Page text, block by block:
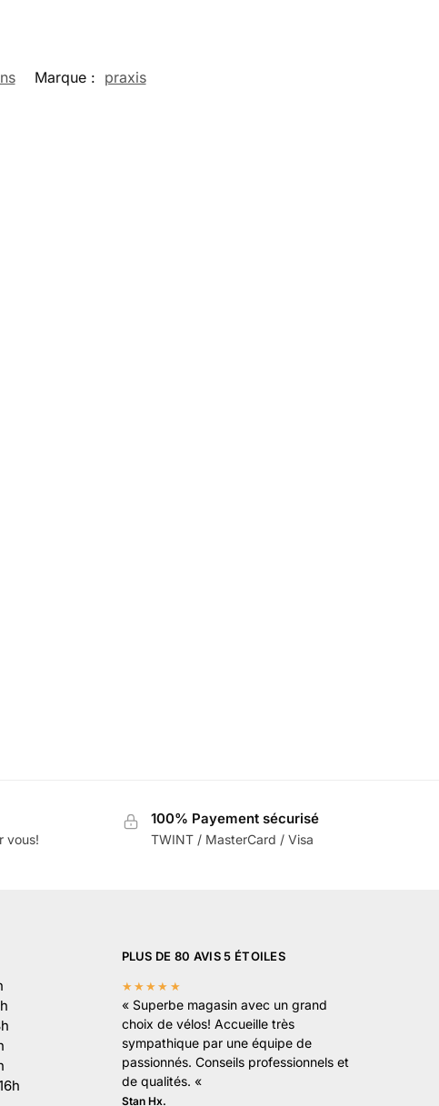
Marque : praxis
vous!
100% Payement sécurisé
TWINT / MasterCard / Visa
PLUS DE 80 AVIS 5 ÉTOILES
★★★★★
« Superbe magasin avec un grand
choix de vélos! Accueille très
sympathique par une équipe de
passionnés. Conseils professionnels et
de qualités. «
Stan Hx.